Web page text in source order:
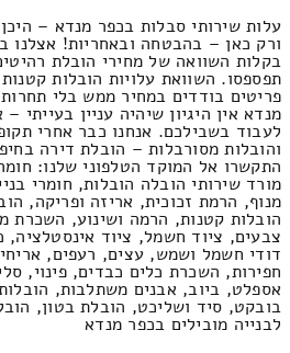
עלות שירותי סבלות בכפר מנדא –
ורק כאן – בהבטחה ובאחריות! אצלנו
בקלות השוואה של מחירי הובלת
תפספסו. השוואת עלויות הובלות
פריטים בודדים במחיר ממש בלי
מנדא אין היגיון שיהיה עניין בעייתי
לעבוד בשבילכם. אנחנו כבר אחרי
והובלות מסורבלות – הובלת דירה
התקשרו אל המוקד הטלפוני שלנו:
מורד שירותי הובלה הובלות, חומרי
מנוף, הרמת זכוכית, אריזה ופריקה,
הובלות קטנות, הרמה ושינוע, השכרת
צבעים, ציוד חשמל, ציוד אינסטלציה,
דודי חשמל ושמש, עצים, רעפים,
חפירות, השכרת כלים כבדים, פינוי,
אספלט, ביוב, אבנים משתלבות,
בובקט, סיד ושליכט, הובלת בטון,
לבנייה מובילים בכפר מנדא